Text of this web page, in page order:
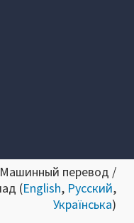
перевод /
(English, Русский,
Українська)